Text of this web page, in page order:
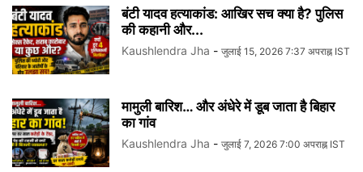
बंटी यादव हत्याकांड: आखिर सच क्या है? पुलिस
की कहानी और...
Kaushlendra Jha - जुलाई 15, 2026 7:37 अपराह्न IST
मामुली बारिश… और अंधेरे में डूब जाता है बिहार
का गांव
Kaushlendra Jha - जुलाई 7, 2026 7:00 अपराह्न IST